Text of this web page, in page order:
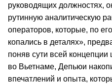
руководящих должностях,
рутинную аналитическую
операторов, которые, по
копались в деталях»,
поняв сути всей
во Вьетнаме, Депьюи
впечатлений и опыта,